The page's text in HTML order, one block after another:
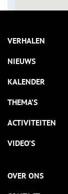
VERHALEN
NIEUWS
KALENDER
THEMA’S
ACTIVITEITEN
VIDEO’S
OVER ONS